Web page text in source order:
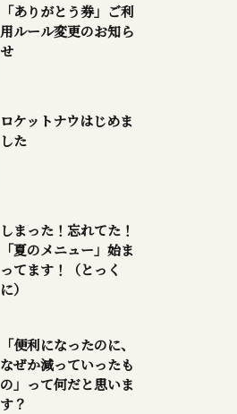
「ありがとう券」ご利
用ルール変更のお知ら
せ
ロケットナウはじめま
した
しまった！忘れてた！
「夏のメニュー」始ま
ってます！（とっく
に）
「便利になったのに、
なぜか減っていったも
の」って何だと思いま
す？